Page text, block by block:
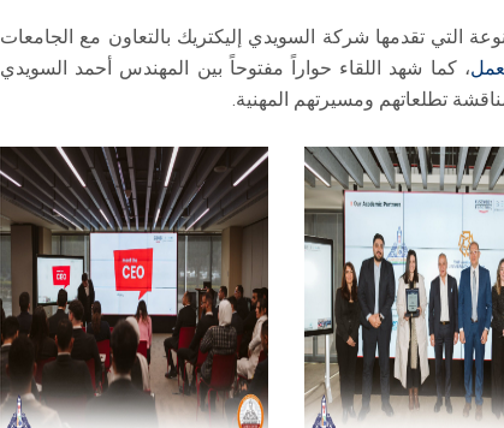
التي تقدمها شركة السويدي إليكتريك بالتعاون مع الجامعات
، كما شهد اللقاء حواراً مفتوحاً بين المهندس أحمد السويدي
تطلعاتهم ومسيرتهم المهنية.